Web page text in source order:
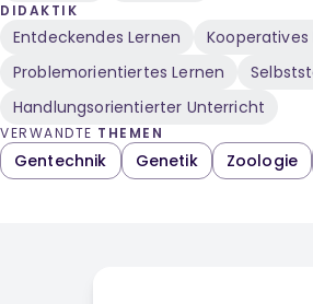
DIDAKTIK
Entdeckendes Lernen
Kooperatives
Problemorientiertes Lernen
Handlungsorientierter Unterricht
VERWANDTE THEMEN
Gentechnik Genetik Zoologie